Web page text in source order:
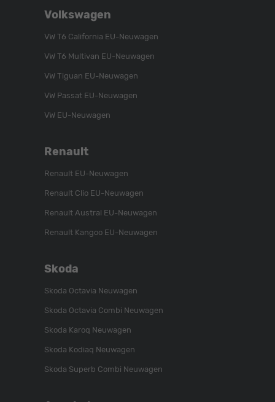
Sie
Instagram
Sie
unser
Kanal
Sie
Facebook
Volkswagen
VW T6 California EU-Neuwagen
VW T6 Multivan EU-Neuwagen
VW Tiguan EU-Neuwagen
VW Passat EU-Neuwagen
VW EU-Neuwagen
Renault
Renault EU-Neuwagen
Renault Clio EU-Neuwagen
Renault Austral EU-Neuwagen
Renault Kangoo EU-Neuwagen
Skoda
Skoda Octavia Neuwagen
Skoda Octavia Combi Neuwagen
Skoda Karoq Neuwagen
Skoda Kodiaq Neuwagen
Skoda Superb Combi Neuwagen